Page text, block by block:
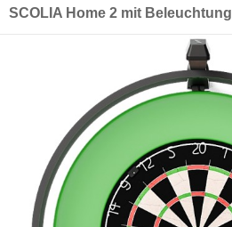
SCOLIA Home 2 mit Beleuchtung